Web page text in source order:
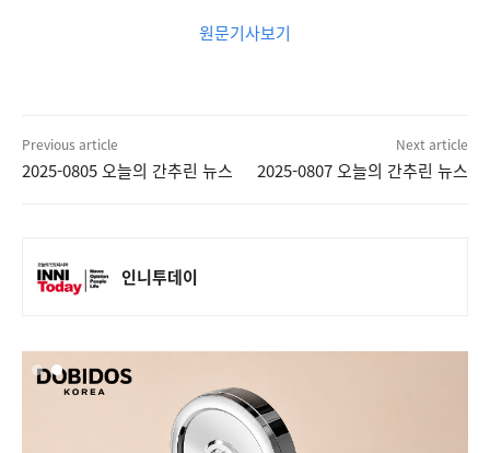
원문기사보기
Previous article
2025-0805 오늘의 간추린 뉴스
Next article
2025-0807 오늘의 간추린 뉴스
인니투데이